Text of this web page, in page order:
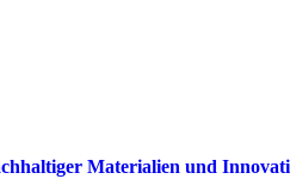
Materialien und